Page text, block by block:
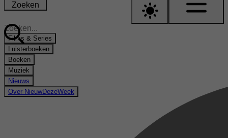
Zoeken
Films & Series
Luisterboeken
Boeken
Muziek
Nieuws
Over NieuwDezeWeek